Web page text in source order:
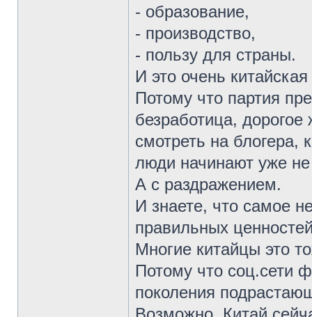
- образование,
- производство,
- пользу для страны.
И это очень
Потому что партия
безработица,
смотреть на блогера,
люди начинают уже
А с раздражением.
И знаете, что самое
правильных
Многие китайцы это
Потому что соц.сети
поколения